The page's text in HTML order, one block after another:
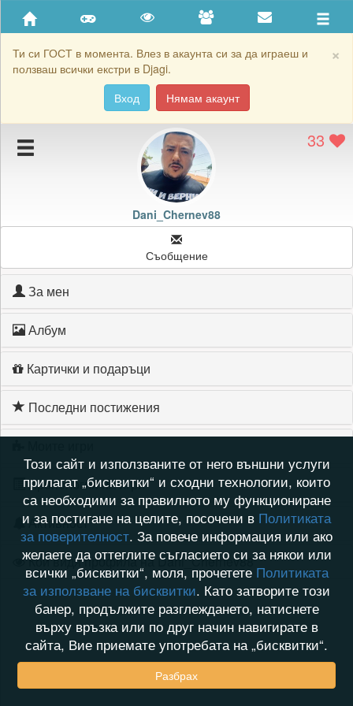
×
Ти си ГОСТ в момента. Влез в акаунта си за да играеш и
ползваш всички екстри в Djagi.
Вход
Нямам акаунт
Приятели
Хронология на игри
Подаръците на Dani_Chernev88
Картичките на Dani_Chernev88
Блокирай Dani_Chernev88
33
Dani_Chernev88
Съобщение
За мен
Албум
Картички и подаръци
Последни постижения
Хронология на игри
Активност
Кой видя профила на Dani_Chernev88
Този сайт и използваните от него външни услуги
прилагат „бисквитки“ и сходни технологии, които
са необходими за правилното му функциониране
и за постигане на целите, посочени в Политиката
за поверителност. За повече информация или ако
желаете да оттеглите съгласието си за някои или
всички „бисквитки“, моля, прочетете Политиката
за използване на бисквитки. Като затворите този
банер, продължите разглеждането, натиснете
върху връзка или по друг начин навигирате в
сайта, Вие приемате употребата на „бисквитки“.
Разбрах